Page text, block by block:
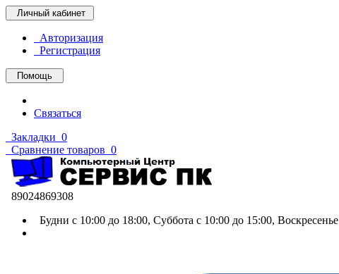
Личный кабинет
Авторизация
Регистрация
Помощь
Связаться
Закладки 0
Сравнение товаров 0
89024869308
Будни с 10:00 до 18:00, Суббота с 10:00 до 15:00,